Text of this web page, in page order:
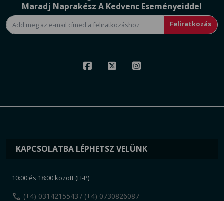
Maradj Naprakész A Kedvenc Eseményeiddel
Feliratkozás
KAPCSOLATBA LÉPHETSZ VELÜNK
10:00 és 18:00 között (H-P)
call (+4) 0314215543 / (+4) 0730826087